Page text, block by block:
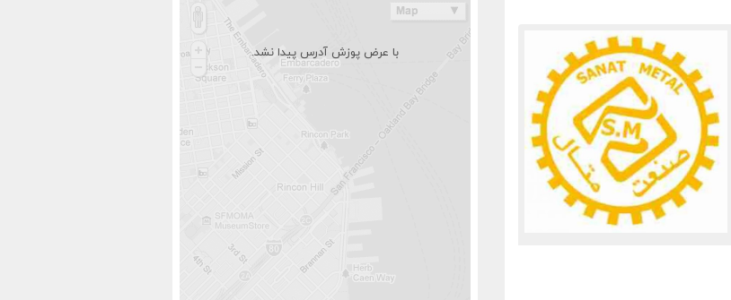
با عرض پوزش آدرس پیدا نشد.